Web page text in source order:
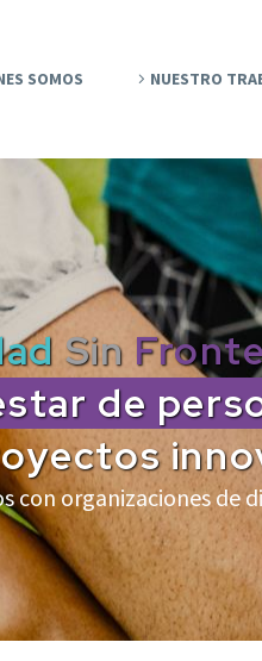
SOMOS NUESTRO
Sin
de
con organizaciones de